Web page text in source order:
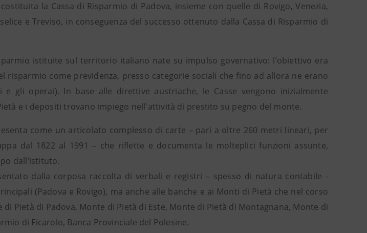
la Cassa di Risparmio di Padova, insieme con quelle di Rovigo, Venezia,
e Treviso, in conseguenza del successo ottenuto dalla Cassa di Risparmio di
istituite sul territorio italiano nate su impulso governativo: l’obiettivo era
risparmio come previdenza, presso categorie sociali che fino ad allora ne erano
e gli operai). In base alle direttive austriache, le Casse vengono inizialmente
e i depositi trovano impiego nell'attività di prestito su pegno del monte.
come un articolato complesso di carte – pari a oltre 260 metri lineari, per
dal 1822 al 1991 – che riflette e documenta le molteplici funzioni assunte,
dall’istituto.
dalla corposa raccolta di verbali e registri – spesso di natura contabile -
(Padova e Rovigo), ma anche alle banche e ai Monti di Pietà che nel corso
Pietà di Padova, Monte di Pietà di Este, Monte di Pietà di Montagnana, Monte di
di Ficarolo, Banca Provinciale del Polesine.